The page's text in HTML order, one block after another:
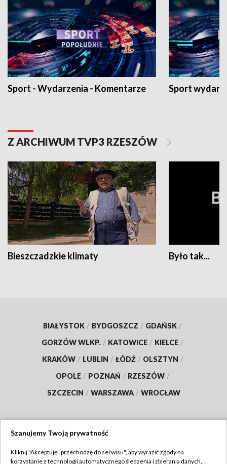
Sport - Wydarzenia - Komentarze Sport
Z ARCHIWUM TVP3 RZESZÓW
Bieszczadzkie klimaty Było tak...
BIAŁYSTOK / BYDGOSZCZ / GDAŃSK /
GORZÓW WLKP. / KATOWICE / KIELCE /
KRAKÓW / LUBLIN / ŁÓDŹ / OLSZTYN /
OPOLE / POZNAŃ / RZESZÓW /
SZCZECIN / WARSZAWA / WROCŁAW
Szanujemy Twoją prywatność
Kliknij "Akceptuję i przechodzę do serwisu", aby wyrazić zgody na
korzystanie z technologii automatycznego śledzenia i zbierania danych,